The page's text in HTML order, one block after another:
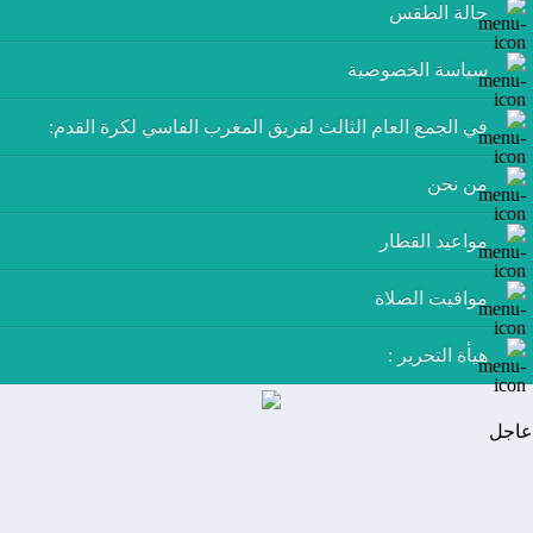
حالة الطقس
سياسة الخصوصية
في الجمع العام الثالث لفريق المغرب الفاسي لكرة القدم:
من نحن
مواعيد القطار
مواقيت الصلاة
هيأة التحرير :
عاجل